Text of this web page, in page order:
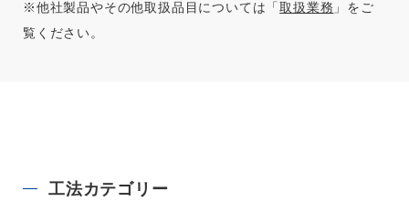
※他社製品やその他取扱品目については「取扱業務 」をご
覧ください。
工法カテゴリー